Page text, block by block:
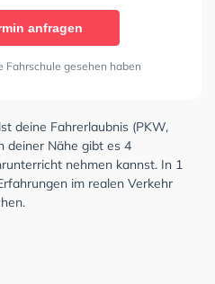
anfragen
Fahrschule gesehen haben
deine Fahrerlaubnis (PKW,
deiner Nähe gibt es 4
nehmen kannst. In 1
im realen Verkehr